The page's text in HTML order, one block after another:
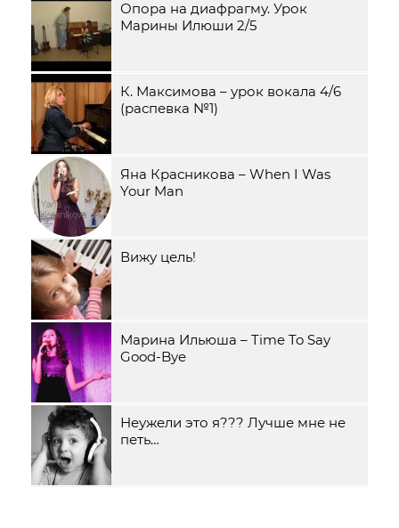
Опора на диафрагму. Урок
Марины Илюши 2/5
К. Максимова – урок вокала 4/6
(распевка №1)
Яна Красникова – When I Was
Your Man
Вижу цель!
Марина Ильюша – Time To Say
Good-Bye
Неужели это я??? Лучше мне не
петь…